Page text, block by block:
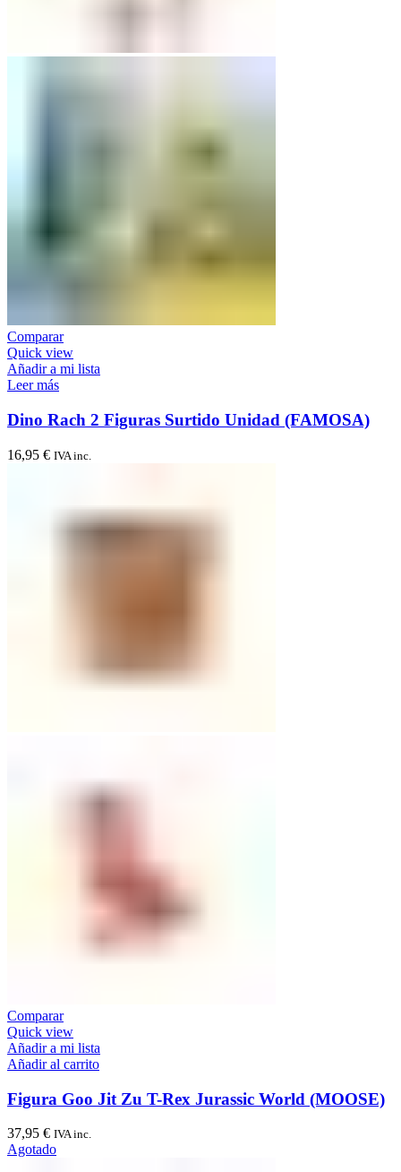
Comparar
Quick view
Añadir a mi lista
Leer más
Dino Rach 2 Figuras Surtido Unidad (FAMOSA)
16,95 € IVA inc.
Comparar
Quick view
Añadir a mi lista
Añadir al carrito
Figura Goo Jit Zu T-Rex Jurassic World (MOOSE)
37,95 € IVA inc.
Agotado